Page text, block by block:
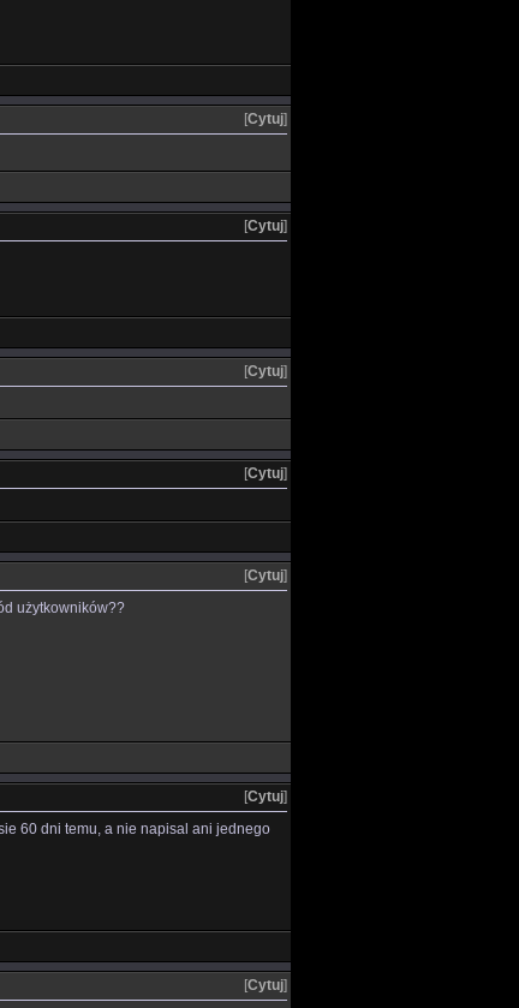
[Cytuj]
[Cytuj]
[Cytuj]
[Cytuj]
[Cytuj]
użytkowników??
[Cytuj]
60 dni temu, a nie napisal ani jednego
[Cytuj]